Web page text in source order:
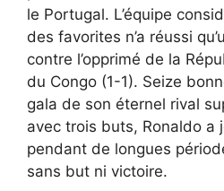
le Portugal. L’équipe
des favorites n’a réussi
contre l’opprimé de la
du Congo (1-1). Seize
gala de son éternel rival
avec trois buts, Ronaldo a
pendant de longues
sans but ni victoire.